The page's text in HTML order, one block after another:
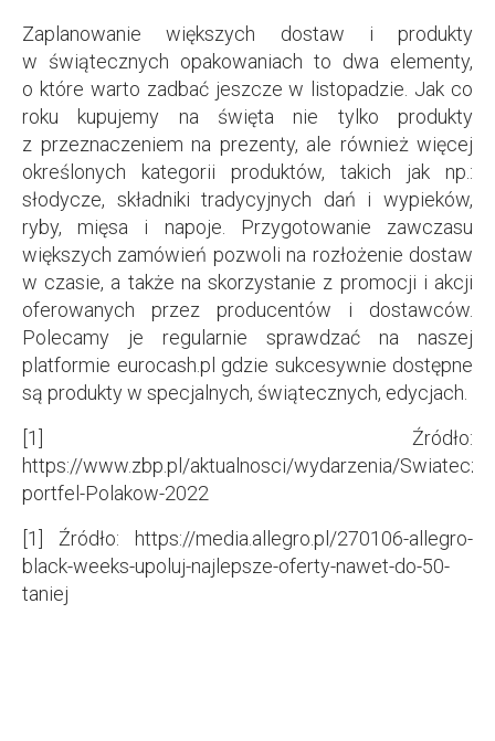
Zaplanowanie większych dostaw i produkty
w świątecznych opakowaniach to dwa elementy,
o które warto zadbać jeszcze w listopadzie. Jak co
roku kupujemy na święta nie tylko produkty
z przeznaczeniem na prezenty, ale również więcej
określonych kategorii produktów, takich jak np.:
słodycze, składniki tradycyjnych dań i wypieków,
ryby, mięsa i napoje. Przygotowanie zawczasu
większych zamówień pozwoli na rozłożenie dostaw
w czasie, a także na skorzystanie z promocji i akcji
oferowanych przez producentów i dostawców.
Polecamy je regularnie sprawdzać na naszej
platformie eurocash.pl gdzie sukcesywnie dostępne
są produkty w specjalnych, świątecznych, edycjach.
[1] Źródło:
https://www.zbp.pl/aktualnosci/wydarzenia/
portfel-Polakow-2022
[1] Źródło: https://media.allegro.pl/270106-allegro-
black-weeks-upoluj-najlepsze-oferty-nawet-do-50-
taniej